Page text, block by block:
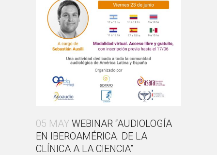
05 MAY WEBINAR “AUDIOLOGÍA
EN IBEROAMÉRICA. DE LA
CLÍNICA A LA CIENCIA”